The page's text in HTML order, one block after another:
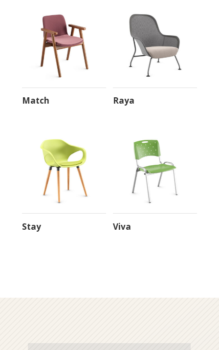
Viva
Way
Way Gamer
Yon
Match Raya
Stay Viva